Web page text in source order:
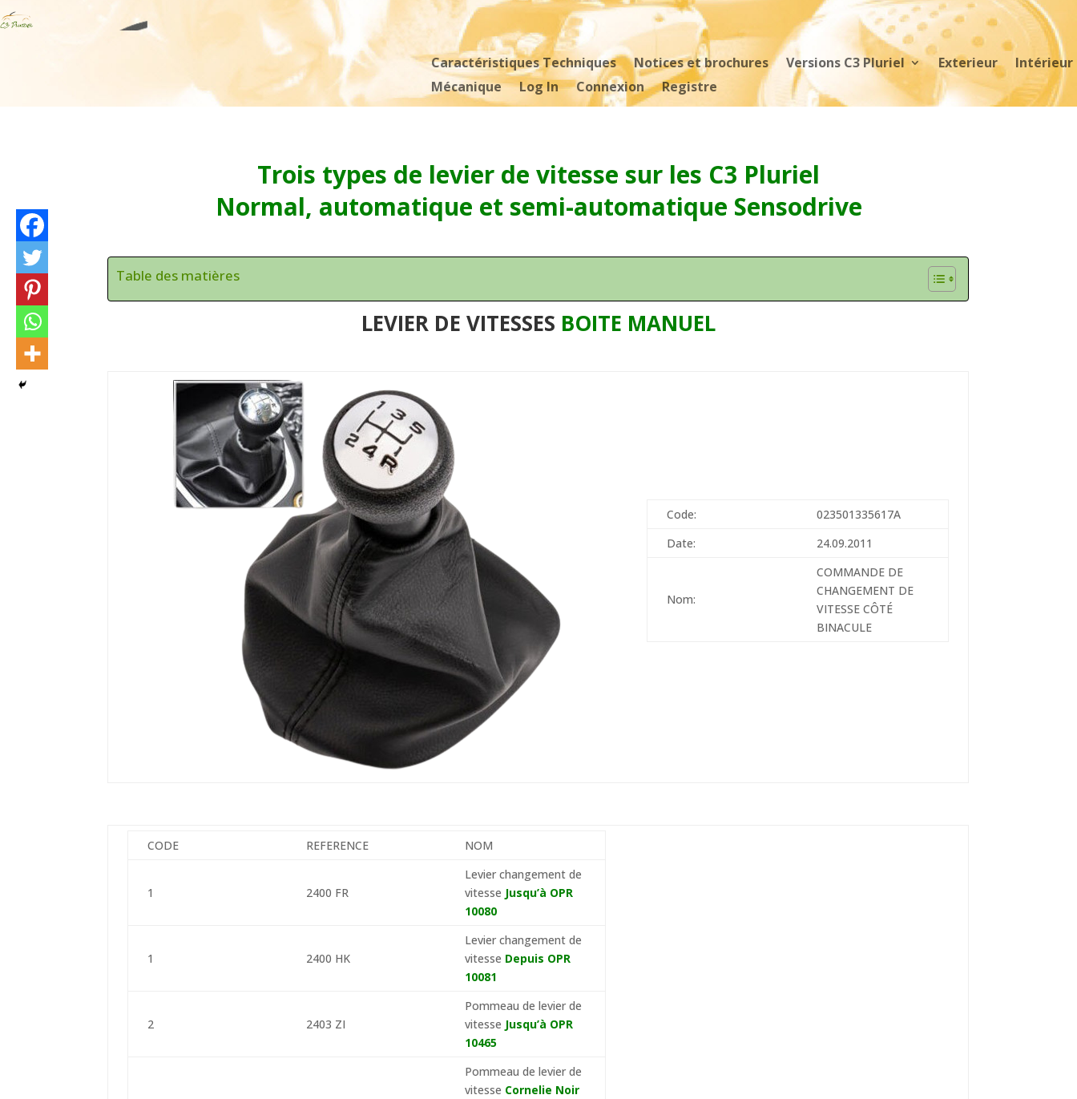
Caractéristiques Techniques Notices et brochures Versions C3 Pluriel Exterieur
Intérieur
Mécanique
Log In Connexion Registre
Trois types de levier de vitesse sur les C3 Pluriel
Normal, automatique et semi-automatique Sensodrive
Table des matières
LEVIER DE VITESSES BOITE MANUEL
Code:
023501335617A
Date:
24.09.2011
Nom:
COMMANDE DE
CHANGEMENT DE
VITESSE CÔTÉ
BINACULE
CODE REFERENCE NOM
1 2400 FR
Levier changement de
vitesse Jusqu’à OPR
10080
1 2400 HK
Levier changement de
vitesse Depuis OPR
10081
2 2403 ZI
Pommeau de levier de
vitesse Jusqu’à OPR
10465
Pommeau de levier de
vitesse Cornelie Noir